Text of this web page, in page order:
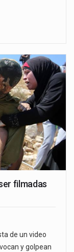
filmadas
de un video
y golpean